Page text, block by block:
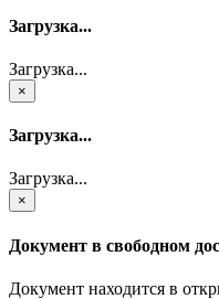
Загрузка...
Загрузка...
×
Загрузка...
Загрузка...
×
Документ в свободном
Документ находится в